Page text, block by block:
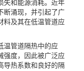
失和能源消耗。近年
断涌现，并引起了广
料及其在低温管道应
管道隔热中的应
强度，因此被广泛应
导热系数和良好的隔